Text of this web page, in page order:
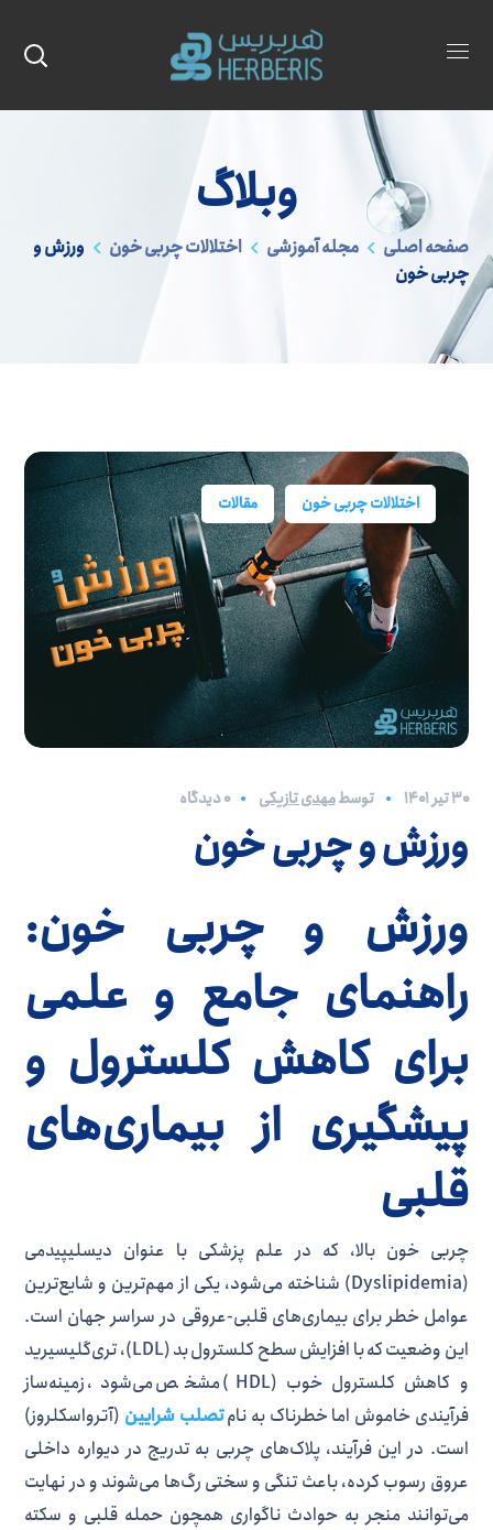
وبلاگ
صفحه اصلی مجله آموزشی اختلالات چربی خون
ورزش و
چربی خون
اختلالات چربی خون مقالات
۳۰ تیر ۱۴۰۱ توسطمهدی تازیکی 0 دیدگاه
ورزش و چربی خون
ورزش و چربی خون:
راهنمای جامع و علمی
برای کاهش کلسترول و
پیشگیری از بیماری‌های
قلبی
چربی خون بالا، که در علم پزشکی با عنوان دیسلیپیدمی
(Dyslipidemia) شناخته می‌شود، یکی از مهم‌ترین و شایع‌ترین
عوامل خطر برای بیماری‌های قلبی-عروقی در سراسر جهان است.
این وضعیت که با افزایش سطح کلسترول بد (LDL)، تری‌گلیسیرید
و کاهش کلسترول خوب (HDL) مشخص می‌شود، زمینه‌ساز
فرآیندی خاموش اما خطرناک به نامتصلب شرایین (آترواسکلروز)
است. در این فرآیند، پلاک‌های چربی به تدریج در دیواره داخلی
عروق رسوب کرده، باعث تنگی و سختی رگ‌ها می‌شوند و در نهایت
می‌توانند منجر به حوادث ناگواری همچون حمله قلبی و سکته